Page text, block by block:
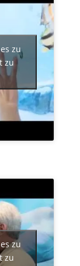
zu
zu
zu
zu